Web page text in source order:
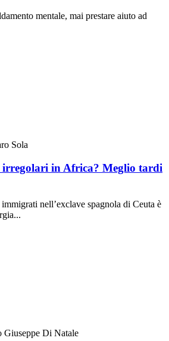
mentale, mai prestare aiuto ad
Sola
in Africa? Meglio tardi
nell’exclave spagnola di Ceuta è
Giuseppe Di Natale